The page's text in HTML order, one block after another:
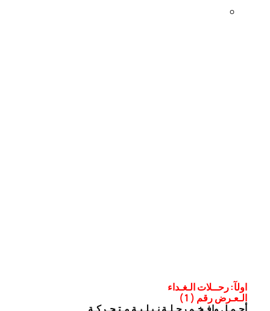
اولآ: رحــلات الـغـداء
الـعـرض رقم ( 1 )